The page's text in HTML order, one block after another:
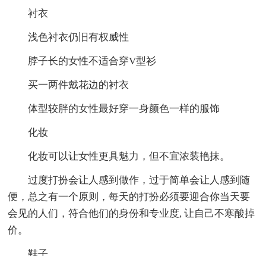
衬衣
浅色衬衣仍旧有权威性
脖子长的女性不适合穿V型衫
买一两件戴花边的衬衣
体型较胖的女性最好穿一身颜色一样的服饰
化妆
化妆可以让女性更具魅力，但不宜浓装艳抹。
过度打扮会让人感到做作，过于简单会让人感到随
便，总之有一个原则，每天的打扮必须要迎合你当天要
会见的人们，符合他们的身份和专业度, 让自己不寒酸掉
价。